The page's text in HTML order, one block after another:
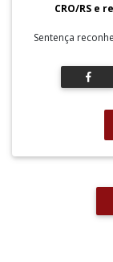
CRO/RS e
Sentença